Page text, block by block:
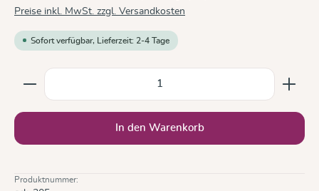
Preise inkl. MwSt. zzgl. Versandkosten
Sofort verfügbar, Lieferzeit: 2-4 Tage
Produkt Anzahl: Gib den gewünschten Wert ein
In den Warenkorb
Produktnummer: